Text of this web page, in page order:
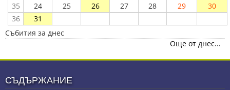
35
24 25 26 27 28 29
30
36
31
Събития за днес
Още от днес...
СЪДЪРЖАНИЕ